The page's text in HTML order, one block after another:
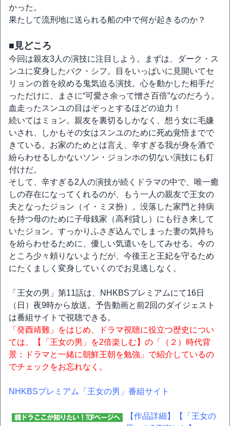
かった。
果たして流刑地に送られる船の中で何が起きるのか？
■見どころ
今回は親友3人の演技に注目しよう。まずは、ダーク・ス
ンユに変身したパク・シフ。目をいっぱいに見開いてセ
リョンの首を絞める鬼気迫る演技。心を動かした相手だ
っただけに、まさに“可愛さ余って憎さ百倍”なのだろう。
血走ったスンユの目はぞっとするほどの迫力！
続いてはミョン。親友を裏切るしかなく、想う女に毛嫌
いされ、しかもその女はスンユのために死ぬ覚悟までで
きている。お家のためとは言え、辛すぎる我が身を酒で
紛らわせるしかないソン・ジョンホの切ない演技にも釘
付けだ。
そして、辛すぎる2人の演技が続くドラマの中で、唯一癒
しの存在になってくれるのが、もう一人の親友で王女の
夫となったジョン（イ・ミヌ扮）。没落した家門と持病
を持つ母のために子母銭家（高利貸し）にも行き来して
いたジョン。すっかりふさぎ込んでしまった妻の気持ち
を紛らわせるために、優しい気遣いをしてみせる。今の
ところ少々頼りないようだが、今後王と王妃を守るため
にたくましく変身していくのでお見逃しなく。
「王女の男」第11話は、NHKBSプレミアムにて16日
（日）夜9時から放送。予告動画と前2回のダイジェスト
は番組サイトで視聴できる。
「癸酉靖難」をはじめ、ドラマ視聴に役立つ歴史につい
ては、【「王女の男」を2倍楽しむ】の「（２）時代背
景：ドラマと一緒に朝鮮王朝を勉強」で紹介しているの
でチェックをお忘れなく。
NHKBSプレミアム「王女の男」番組サイト
【作品詳細】
【「王女の